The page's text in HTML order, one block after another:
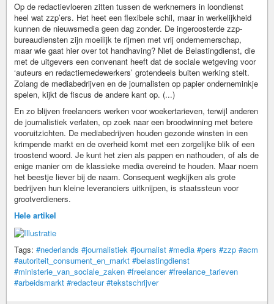
Op de redactievloeren zitten tussen de werknemers in loondienst
heel wat zzp’ers. Het heet een flexibele schil, maar in werkelijkheid
kunnen de nieuwsmedia geen dag zonder. De ingeroosterde zzp-
bureaudiensten zijn moeilijk te rijmen met vrij ondernemerschap,
maar wie gaat hier over tot handhaving? Niet de Belastingdienst, die
met de uitgevers een convenant heeft dat de sociale wetgeving voor
‘auteurs en redactiemedewerkers’ grotendeels buiten werking stelt.
Zolang de mediabedrijven en de journalisten op papier onderneminkje
spelen, kijkt de fiscus de andere kant op. (...)
En zo blijven freelancers werken voor woekertarieven, terwijl anderen
de journalistiek verlaten, op zoek naar een broodwinning met betere
vooruitzichten. De mediabedrijven houden gezonde winsten in een
krimpende markt en de overheid komt met een zorgelijke blik of een
troostend woord. Je kunt het zien als pappen en nathouden, of als de
enige manier om de klassieke media overeind te houden. Maar noem
het beestje liever bij de naam. Consequent wegkijken als grote
bedrijven hun kleine leveranciers uitknijpen, is staatssteun voor
grootverdieners.
Hele artikel
Tags: #nederlands #journalistiek #journalist #media #pers #zzp #acm
#autoriteit_consument_en_markt #belastingdienst
#ministerie_van_sociale_zaken #freelancer #freelance_tarieven
#arbeidsmarkt #redacteur #tekstschrijver